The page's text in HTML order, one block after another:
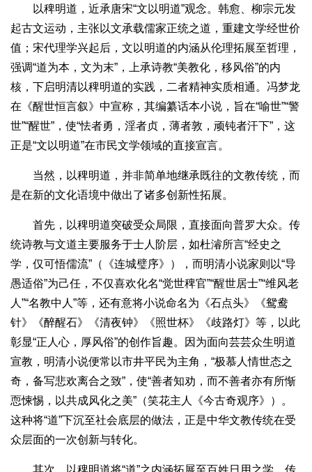
以稗明道，近承唐宋“文以明道”观念。韩愈、柳宗元发
起古文运动，主张以文承载儒家正统之道，重建文学经世价
值；宋代理学兴起后，文以明道的内涵从伦理拓展至哲理，
强调“道为本，文为末”，上承诗教“美教化，移风俗”的内
核，下启明清以稗明道的实践，二者精神实质相通。冯梦龙
在《醒世恒言叙》中宣称，其编纂话本小说，旨在“喻世”“警
世”“醒世”，使“怯者勇，淫者贞，薄者敦，顽钝者汗下”，这
正是“文以明道”在市民文学领域的直接宣言。
当然，以稗明道，并非简单地继承既往的文教传统，而
是在新的文化语境中做出了诸多创新性拓展。
首先，以稗明道突破受众局限，直接面向普罗大众。传
统诗教与文道主要服务于士人阶层，如杜濬所言“经史之
学，仅可悟儒流”（《连城璧序》），而明清小说家则以“导
愚适俗”为己任，不仅喜欢化名“觉世稗官”“醒世居士”“维风老
人”“名教中人”等，还有意将小说命名为《石点头》《鸳鸯
针》《醉醒石》《清夜钟》《照世杯》《歧路灯》等，以此
彰显“正人心，厚风俗”的创作旨趣。因为面向芸芸众生明道
宣教，明清小说便常以市井平民为主角，“极慕人情世态之
奇，备写悲欢离合之致”，使“善者知劝，而不善者亦有所惭
恧悚惕，以共成风化之美”（笑花主人《今古奇观序》）。
这种将“道”下沉至社会底层的做法，正是中华文教传统在受
众层面的一次创新与转化。